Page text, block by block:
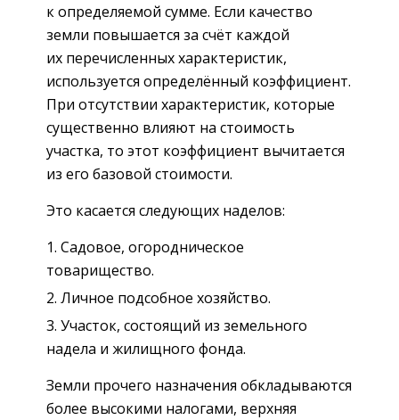
к определяемой сумме. Если качество
земли повышается за счёт каждой
их перечисленных характеристик,
используется определённый коэффициент.
При отсутствии характеристик, которые
существенно влияют на стоимость
участка, то этот коэффициент вычитается
из его базовой стоимости.
Это касается следующих наделов:
Садовое, огородническое
товарищество.
Личное подсобное хозяйство.
Участок, состоящий из земельного
надела и жилищного фонда.
Земли прочего назначения обкладываются
более высокими налогами, верхняя